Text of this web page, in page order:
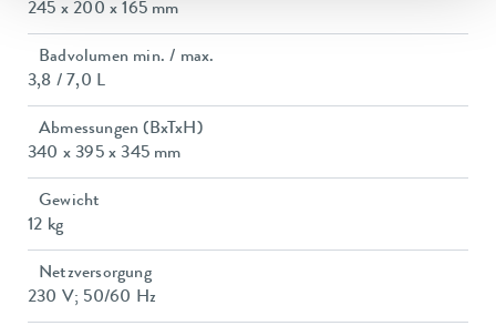
245 x 200 x 165 mm
Badvolumen min. / max.
3,8 / 7,0 L
Abmessungen (BxTxH)
340 x 395 x 345 mm
Gewicht
12 kg
Netzversorgung
230 V; 50/60 Hz